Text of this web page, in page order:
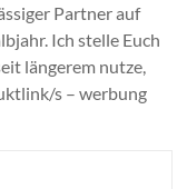
Partner auf
Ich stelle Euch
längerem nutze,
s – werbung